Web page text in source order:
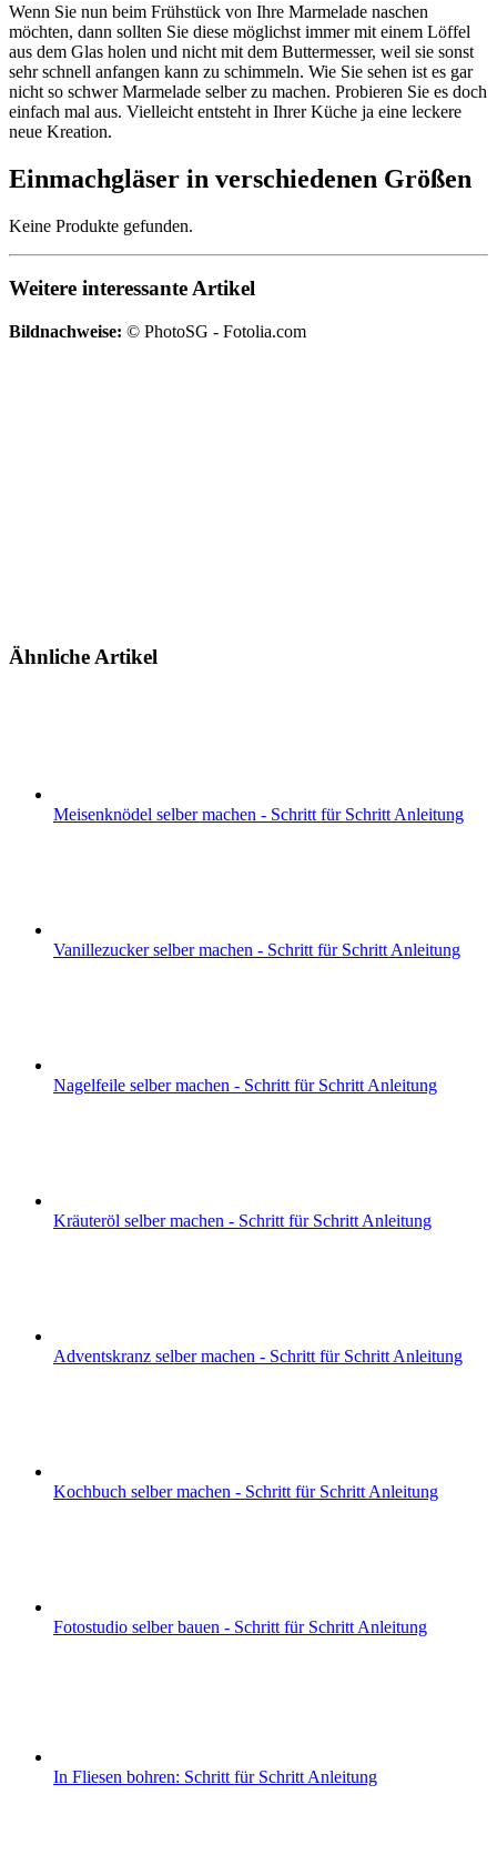
Wenn Sie nun beim Frühstück von Ihre Marmelade naschen
möchten, dann sollten Sie diese möglichst immer mit einem Löffel
aus dem Glas holen und nicht mit dem Buttermesser, weil sie sonst
sehr schnell anfangen kann zu schimmeln. Wie Sie sehen ist es gar
nicht so schwer Marmelade selber zu machen. Probieren Sie es doch
einfach mal aus. Vielleicht entsteht in Ihrer Küche ja eine leckere
neue Kreation.
Einmachgläser in verschiedenen Größen
Keine Produkte gefunden.
Weitere interessante Artikel
Bildnachweise: © PhotoSG - Fotolia.com
Ähnliche Artikel
Meisenknödel selber machen - Schritt für Schritt Anleitung
Vanillezucker selber machen - Schritt für Schritt Anleitung
Nagelfeile selber machen - Schritt für Schritt Anleitung
Kräuteröl selber machen - Schritt für Schritt Anleitung
Adventskranz selber machen - Schritt für Schritt Anleitung
Kochbuch selber machen - Schritt für Schritt Anleitung
Fotostudio selber bauen - Schritt für Schritt Anleitung
In Fliesen bohren: Schritt für Schritt Anleitung